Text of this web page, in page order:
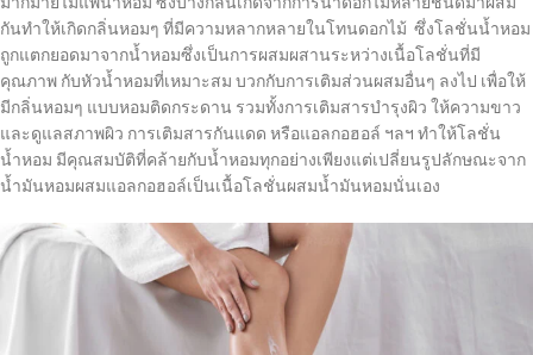
กันทำให้เกิดกลิ่นหอมๆ ที่มีความหลากหลายในโทนดอกไม้ ซึ่งโลชั่นน้ำหอม
ถูกแตกยอดมาจากน้ำหอมซึ่งเป็นการผสมผสานระหว่างเนื้อโลชั่นที่มี
คุณภาพ กับหัวน้ำหอมที่เหมาะสม บวกกับการเติมส่วนผสมอื่นๆ ลงไป เพื่อให้
มีกลิ่นหอมๆ แบบหอมติดกระดาน รวมทั้งการเติมสารบำรุงผิว ให้ความขาว
และดูแลสภาพผิว การเติมสารกันแดด หรือแอลกอฮอล์ ฯลฯ ทำให้โลชั่น
น้ำหอม มีคุณสมบัติที่คล้ายกับน้ำหอมทุกอย่างเพียงแต่เปลี่ยนรูปลักษณะจาก
น้ำมันหอมผสมแอลกอฮอล์เป็นเนื้อโลชั่นผสมน้ำมันหอมนั่นเอง